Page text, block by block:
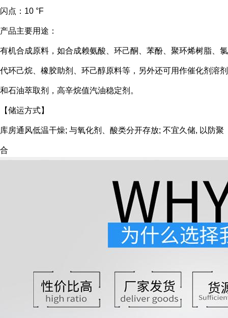
闪点： 10 °F
产品主要用途：
有机合成原料，如合成赖氨酸、环己酮、苯酚、聚环烯树脂、氯
代环己烷、橡胶助剂、环己醇原料等，另外还可用作催化剂溶剂
和石油萃取剂，高辛烷值汽油稳定剂。
【储运方式】
库房通风低温干燥; 与氧化剂、酸类分开存放; 不宜久储, 以防聚
合